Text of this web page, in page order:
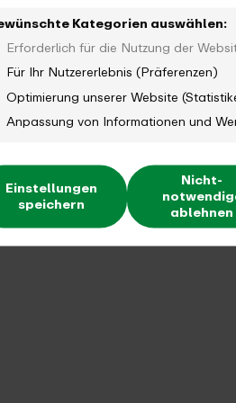
Kategorien auswählen:
Erforderlich für die Nutzung der
Für Ihr Nutzererlebnis (Präferenzen)
Optimierung unserer Website
Anpassung von Informationen und
Einstellungen
speichern
Nicht-
ablehnen